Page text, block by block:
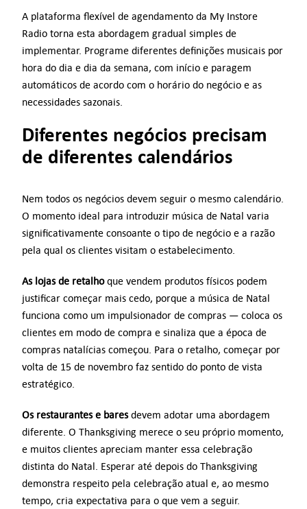
A plataforma flexível de agendamento da My Instore
Radio torna esta abordagem gradual simples de
implementar. Programe diferentes definições musicais por
hora do dia e dia da semana, com início e paragem
automáticos de acordo com o horário do negócio e as
necessidades sazonais.
Diferentes negócios precisam
de diferentes calendários
Nem todos os negócios devem seguir o mesmo calendário.
O momento ideal para introduzir música de Natal varia
significativamente consoante o tipo de negócio e a razão
pela qual os clientes visitam o estabelecimento.
As lojas de retalhoque vendem produtos físicos podem
justificar começar mais cedo, porque a música de Natal
funciona como um impulsionador de compras — coloca os
clientes em modo de compra e sinaliza que a época de
compras natalícias começou. Para o retalho, começar por
volta de 15 de novembro faz sentido do ponto de vista
estratégico.
Os restaurantes e baresdevem adotar uma abordagem
diferente. O Thanksgiving merece o seu próprio momento,
e muitos clientes apreciam manter essa celebração
distinta do Natal. Esperar até depois do Thanksgiving
demonstra respeito pela celebração atual e, ao mesmo
tempo, cria expectativa para o que vem a seguir.